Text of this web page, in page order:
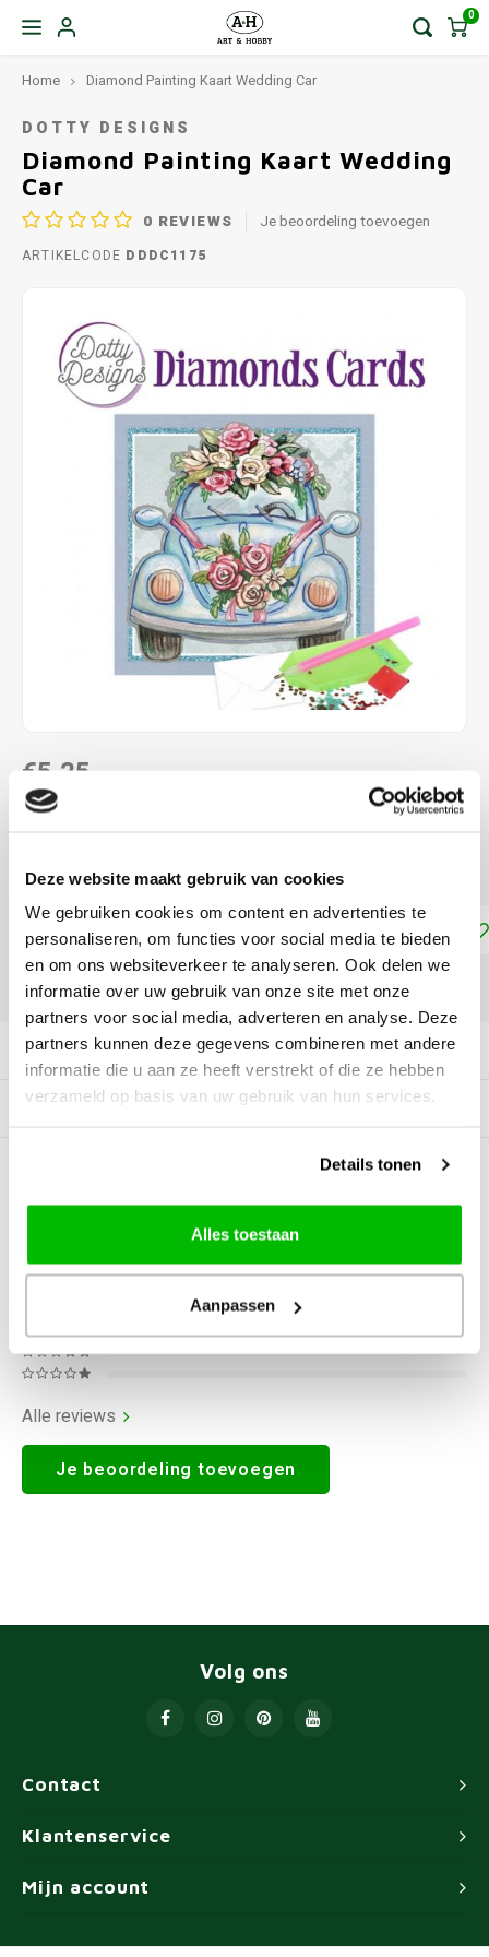
Deze website maakt gebruik van cookies
We gebruiken cookies om content en advertenties te
personaliseren, om functies voor social media te bieden
en om ons websiteverkeer te analyseren. Ook delen we
informatie over uw gebruik van onze site met onze
partners voor social media, adverteren en analyse. Deze
partners kunnen deze gegevens combineren met andere
informatie die u aan ze heeft verstrekt of die ze hebben
verzameld op basis van uw gebruik van hun services.
Details tonen
Alles toestaan
Aanpassen
0
Home Diamond Painting Kaart Wedding Car
DOTTY DESIGNS
Diamond Painting Kaart Wedding
Car
0 REVIEWS Je beoordeling toevoegen
ARTIKELCODE DDDC1175
€5,25
DIRECT LEVERBAAR
ca. 15 x 15 cm Lees meer
Toevoegen aan winkelwagen
DELEN:
Productomschrijving
Gerelateerde producten
BEOORDELINGEN
Alle reviews
Je beoordeling toevoegen
Contact
Volg ons
Klantenservice
Mijn account